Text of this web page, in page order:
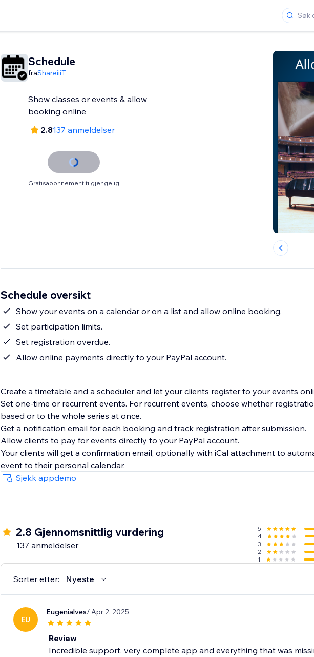
Schedule
fraShareiiiT
Show classes or events & allow
booking online
2.8137 anmeldelser
Gratisabonnement tilgjengelig
Schedule oversikt
Show your events on a calendar or on a list and allow online booking.
Set participation limits.
Set registration overdue.
Allow online payments directly to your PayPal account.
Create a timetable and a scheduler and let your clients register to your events
Set one-time or recurrent events. For recurrent events, choose whether
based or to the whole series at once.
Get a notification email for each booking and track registration after submission.
Allow clients to pay for events directly to your PayPal account.
Your clients will get a confirmation email, optionally with iCal attachment to
Sjekk appdemo
2.8 Gjennomsnittlig vurdering
137 anmeldelser
5
4
3
2
1
Sorter etter: Nyeste
EU
Eugenialves/ Apr 2, 2025
Review
Incredible support, very complete app and everything that was